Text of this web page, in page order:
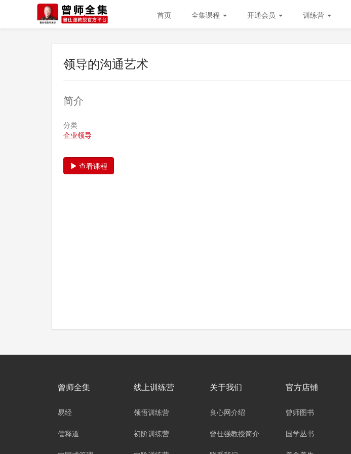
首页 全集课程 开通会员 训练营
领导的沟通艺术
简介
分类
企业领导
查看课程
曾师全集
易经
儒释道
线上训练营
领悟训练营
初阶训练营
关于我们
良心网介绍
曾仕强教授简介
官方店铺
曾师图书
国学丛书